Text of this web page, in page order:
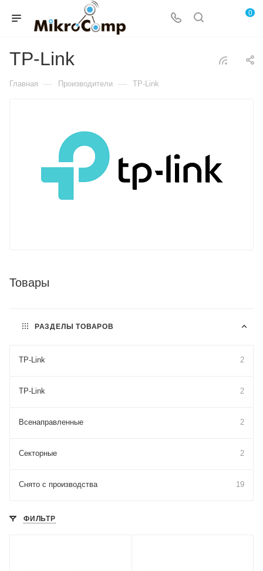
0
TP-Link
Главная — Производители — TP-Link
Товары
РАЗДЕЛЫ ТОВАРОВ
TP-Link 2
TP-Link 2
Всенаправленные 2
Секторные 2
Снято с производства 19
ФИЛЬТР